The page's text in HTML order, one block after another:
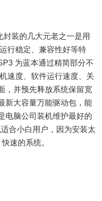
装的几大元老之一是用
行稳定、兼容性好等特
为蓝本通过精简部分不
速度、软件运行速度、关
，并预先释放系统保留宽
新大容量万能驱动包，能
电脑公司装机维护最好的
合小白用户，因为安装太
速的系统。